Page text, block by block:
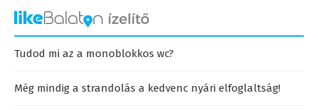
Tudod mi az a monoblokkos wc?
Még mindig a strandolás a kedvenc nyári elfoglaltság!